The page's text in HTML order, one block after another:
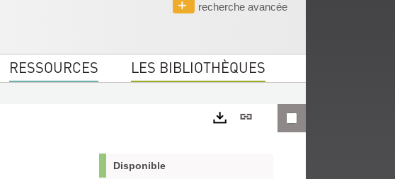
recherche avancée
RESSOURCES LES BIBLIOTHÈQUES
Lien
Disponible